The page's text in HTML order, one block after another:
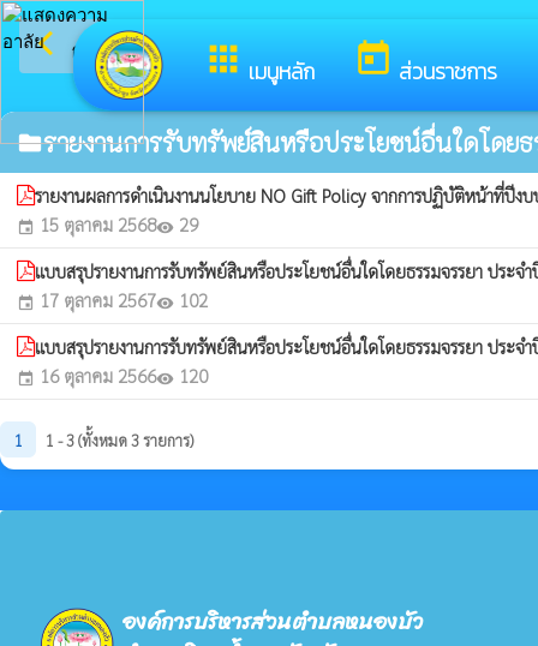
apps เมนูหลัก today ส่วนราชการ
arrow_back_ios กลับเมนูหลัก
folderรายงานการรับทรัพย์สินหรือประโยชน์อื่นใดโดยธ
รายงานผลการดำเนินงานนโยบาย NO Gift Policy จากการปฏิบัติหน้าที่ปี
event 15 ตุลาคม 2568visibility 29
แบบสรุปรายงานการรับทรัพย์สินหรือประโยชน์อื่นใดโดยธรรมจรรยา ปร
event 17 ตุลาคม 2567visibility 102
แบบสรุปรายงานการรับทรัพย์สินหรือประโยชน์อื่นใดโดยธรรมจรรยา ปร
event 16 ตุลาคม 2566visibility 120
1 1 - 3 (ทั้งหมด 3 รายการ)
องค์การบริหารส่วนตำบลหนองบัว